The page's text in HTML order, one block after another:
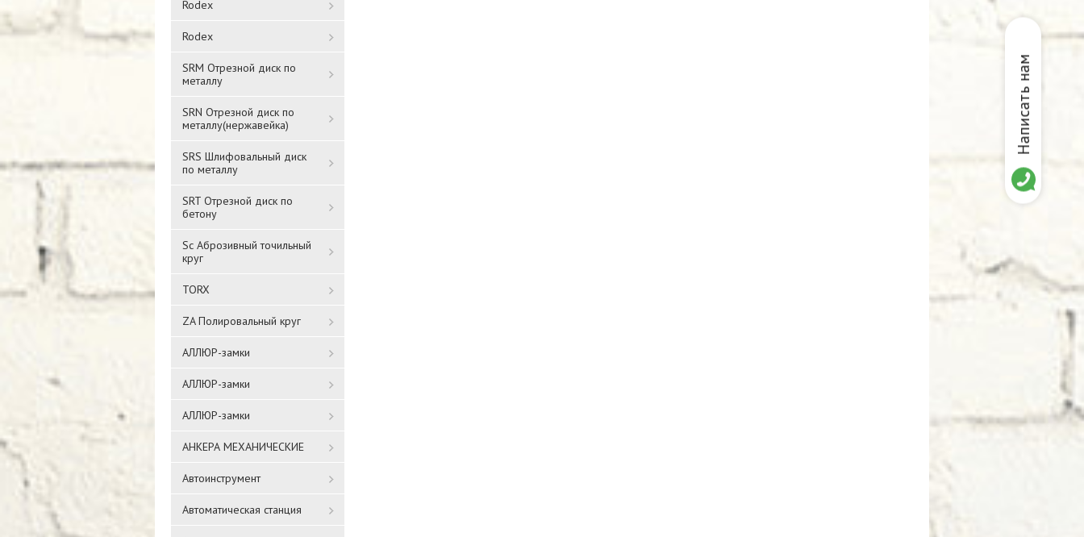
Rodex
Rodex
SRM Отрезной диск по
металлу
SRN Отрезной диск по
металлу(нержавейка)
SRS Шлифовальный диск
по металлу
SRT Отрезной диск по
бетону
Sc Аброзивный точильный
круг
TORX
ZA Полировальный круг
АЛЛЮР-замки
АЛЛЮР-замки
АЛЛЮР-замки
АНКЕРА МЕХАНИЧЕСКИЕ
Автоинструмент
Автоматическая станция
Написать нам